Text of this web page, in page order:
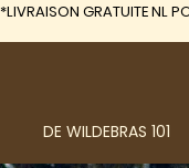
DE WILDEBRAS 101
*LIVRAISON GRATUITENL